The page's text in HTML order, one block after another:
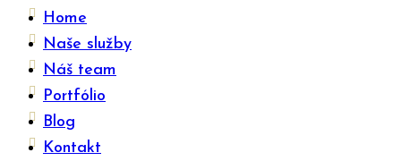
Home
Naše služby
Náš team
Portfólio
Blog
Kontakt